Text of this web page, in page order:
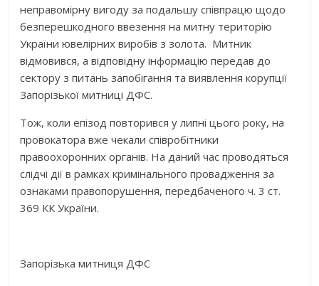
неправомірну вигоду за подальшу співпрацю щодо
безперешкодного ввезення на митну територію
України ювелірних виробів з золота. Митник
відмовився, а відповідну інформацію передав до
сектору з питань запобігання та виявлення корупції
Запорізької митниці ДФС.
Тож, коли епізод повторився у липні цього року, на
провокатора вже чекали співробітники
правоохоронних органів. На даний час проводяться
слідчі дії в рамках кримінального провадження за
ознаками правопорушення, передбаченого ч. 3 ст.
369 КК України.
Запорізька митниця ДФС